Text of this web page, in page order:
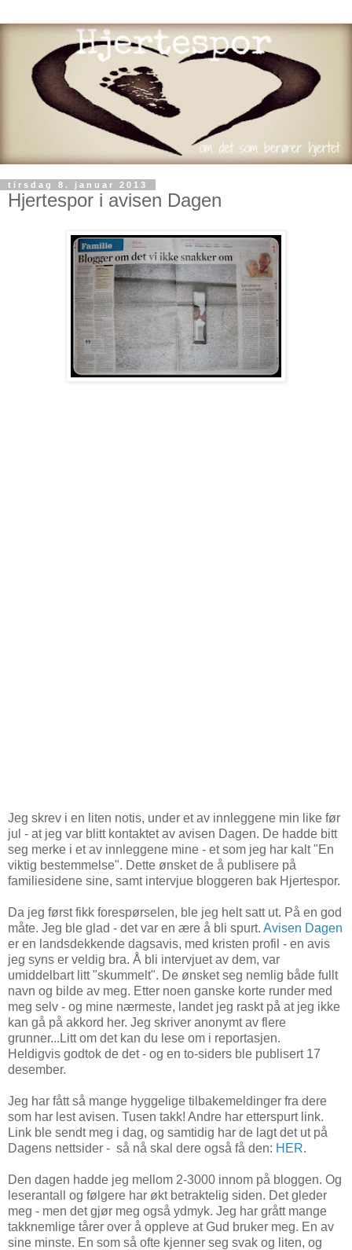
tirsdag 8. januar 2013
Hjertespor i avisen Dagen
Jeg skrev i en liten notis, under et av innleggene min like før
jul - at jeg var blitt kontaktet av avisen Dagen. De hadde bitt
seg merke i et av innleggene mine - et som jeg har kalt "En
viktig bestemmelse". Dette ønsket de å publisere på
familiesidene sine, samt intervjue bloggeren bak Hjertespor.
Da jeg først fikk forespørselen, ble jeg helt satt ut. På en god
måte. Jeg ble glad - det var en ære å bli spurt. Avisen Dagen
er en landsdekkende dagsavis, med kristen profil - en avis
jeg syns er veldig bra. Å bli intervjuet av dem, var
umiddelbart litt "skummelt". De ønsket seg nemlig både fullt
navn og bilde av meg. Etter noen ganske korte runder med
meg selv - og mine nærmeste, landet jeg raskt på at jeg ikke
kan gå på akkord her. Jeg skriver anonymt av flere
grunner...Litt om det kan du lese om i reportasjen.
Heldigvis godtok de det - og en to-siders ble publisert 17
desember.
Jeg har fått så mange hyggelige tilbakemeldinger fra dere
som har lest avisen. Tusen takk! Andre har etterspurt link.
Link ble sendt meg i dag, og samtidig har de lagt det ut på
Dagens nettsider - så nå skal dere også få den: HER.
Den dagen hadde jeg mellom 2-3000 innom på bloggen. Og
leserantall og følgere har økt betraktelig siden. Det gleder
meg - men det gjør meg også ydmyk. Jeg har grått mange
takknemlige tårer over å oppleve at Gud bruker meg. En av
sine minste. En som så ofte kjenner seg svak og liten, og